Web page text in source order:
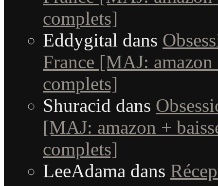
complets]
Eddygital dans
France [MAJ:
complets]
Shuracid dans
[MAJ: amazon +
complets]
LeeAdama dans